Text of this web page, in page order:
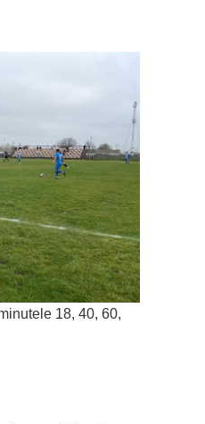
18, 40, 60,